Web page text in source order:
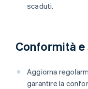
scaduti.
Conformità e
Aggiorna
garantire la